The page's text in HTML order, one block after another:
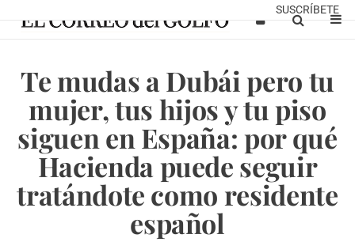
SUSCRÍBETE
Te mudas a Dubái pero tu
mujer, tus hijos y tu piso
siguen en España: por qué
Hacienda puede seguir
tratándote como residente
español